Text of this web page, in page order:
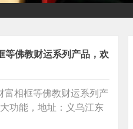
等佛教财运系列产品，欢
富相框等佛教财运系列产
功能，地址：义乌江东